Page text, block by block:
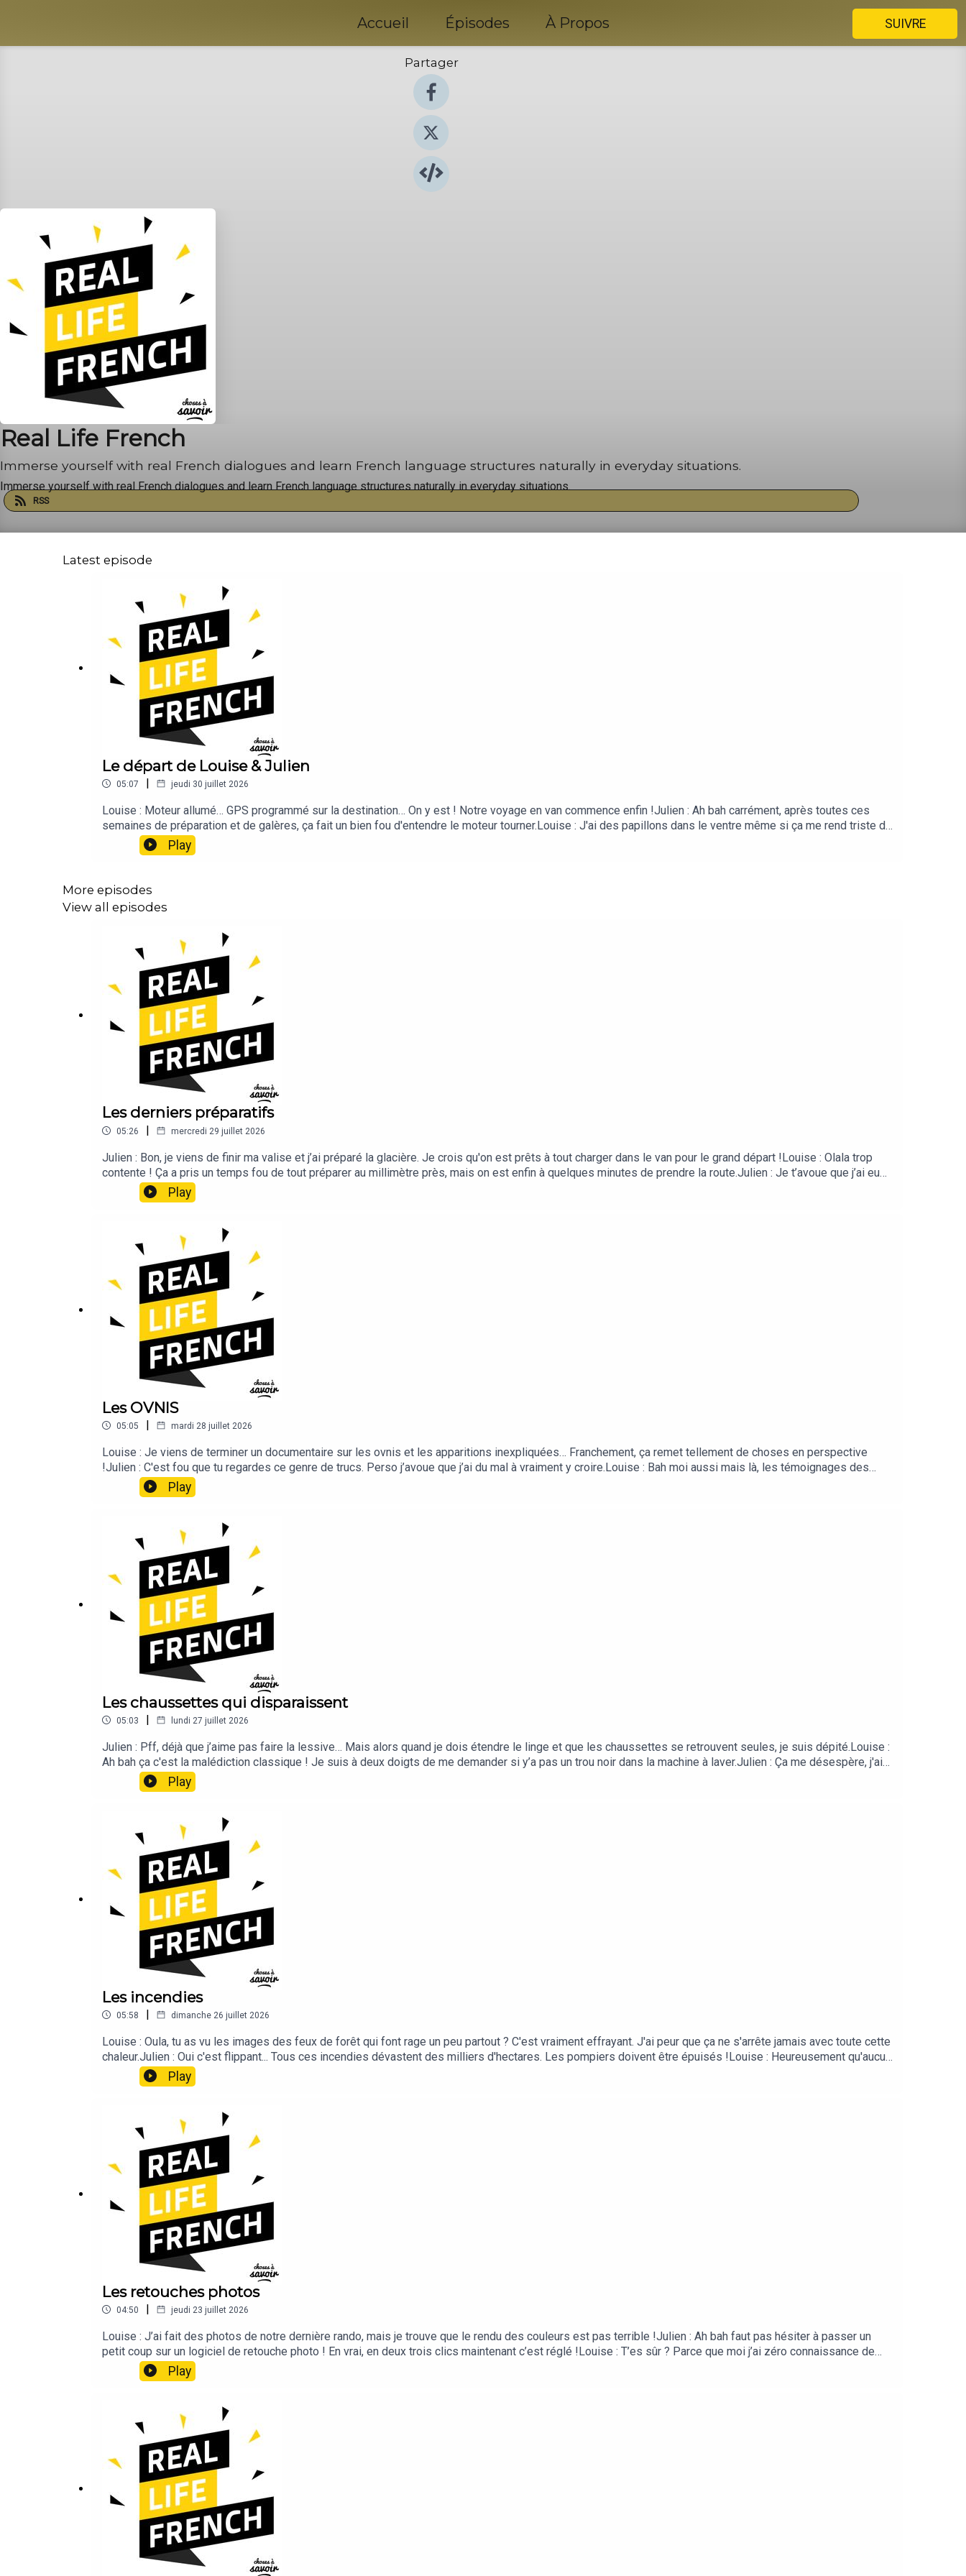
Accueil Épisodes À Propos SUIVRE
Partager
Real Life French
Immerse yourself with real French dialogues and learn French language structures naturally in everyday situations.
Immerse yourself with real French dialogues and learn French language structures naturally in everyday situations.
RSS
Latest episode
Le départ de Louise & Julien
05:07 | jeudi 30 juillet 2026
Louise : Moteur allumé… GPS programmé sur la destination… On y est ! Notre voyage en van commence enfin !Julien : Ah bah carrément, après toutes ces
semaines de préparation et de galères, ça fait un bien fou d'entendre le moteur tourner.Louise : J'ai des papillons dans le ventre même si ça me rend triste de
quitter l’appart ! T’as bien laissé les clés au voisin ?Julien : Mais oui t’inquiète ! Et puis, tu sais bien que ce n’est qu’un au revoir ! On finira bien par revenir ici !
Mais en attendant, il est temps de profiter des vacances !
Play
More episodes
View all episodes
Les derniers préparatifs
05:26 | mercredi 29 juillet 2026
Julien : Bon, je viens de finir ma valise et j’ai préparé la glacière. Je crois qu'on est prêts à tout charger dans le van pour le grand départ !Louise : Olala trop
contente ! Ça a pris un temps fou de tout préparer au millimètre près, mais on est enfin à quelques minutes de prendre la route.Julien : Je t’avoue que j’ai eu
un peu peur que mes affaires rentrent pas sous le lit… Mais en vrai, c’est plus large que ce que j’imaginais ! Une vraie petite maison !Louise : C’est pile ce que
je cherchais ! Notre petit cocon mais en version mobile pour voyager où l’on veut !
Play
Les OVNIS
05:05 | mardi 28 juillet 2026
Louise : Je viens de terminer un documentaire sur les ovnis et les apparitions inexpliquées… Franchement, ça remet tellement de choses en perspective
!Julien : C'est fou que tu regardes ce genre de trucs. Perso j’avoue que j’ai du mal à vraiment y croire.Louise : Bah moi aussi mais là, les témoignages des
gens étaient super crédibles. Du coup, j’ai peur de faire des cauchemars ce soir.Julien : T'inquiète pas, si des petits hommes verts débarquent ça m’étonnerait
qu’ils viennent enlever des gens comme nous, en plein milieu d’une colocation !
Play
Les chaussettes qui disparaissent
05:03 | lundi 27 juillet 2026
Julien : Pff, déjà que j’aime pas faire la lessive… Mais alors quand je dois étendre le linge et que les chaussettes se retrouvent seules, je suis dépité.Louise :
Ah bah ça c'est la malédiction classique ! Je suis à deux doigts de me demander si y’a pas un trou noir dans la machine à laver.Julien : Ça me désespère, j'ai
passé un quart d'heure à fouiller partout, et incapable de retrouver ma deuxième chaussette rouge…Louise : Et bah t’as qu’à en mettre des dépareillées. Ça te
donnera un petit côté rebelle !
Play
Les incendies
05:58 | dimanche 26 juillet 2026
Louise : Oula, tu as vu les images des feux de forêt qui font rage un peu partout ? C'est vraiment effrayant. J'ai peur que ça ne s'arrête jamais avec toute cette
chaleur.Julien : Oui c'est flippant... Tous ces incendies dévastent des milliers d'hectares. Les pompiers doivent être épuisés !Louise : Heureusement qu'aucun
feu n'a touché notre région pour le moment. Mais il suffit d'une étincelle pour que ça parte…Julien : Tu as raison, il faut faire encore plus attention que
d'habitude ! Ça serait bête d'abîmer nos belles forêts…
Play
Les retouches photos
04:50 | jeudi 23 juillet 2026
Louise : J’ai fait des photos de notre dernière rando, mais je trouve que le rendu des couleurs est pas terrible !Julien : Ah bah faut pas hésiter à passer un
petit coup sur un logiciel de retouche photo ! En vrai, en deux trois clics maintenant c’est réglé !Louise : T’es sûr ? Parce que moi j’ai zéro connaissance de
ça… Et ça serait bête de pas partager ce beau souvenir pour quelques imperfections.Julien : Un petit tuto sur internet et tu seras vite une professionnelle
t’inquiète ! Et au pire maintenant avec l’IA, t’as même plus besoin d’apprendre que c’est déjà fait !
Play